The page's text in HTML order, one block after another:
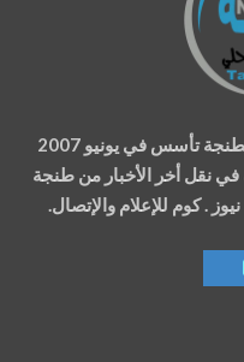
تأسس في يونيو 2007
نقل أخر الأخبار من طنجة
. كوم للإعلام والإتصال.